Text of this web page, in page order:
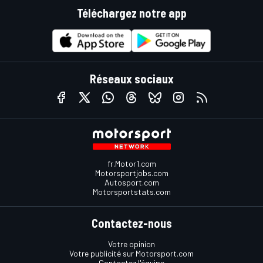
Téléchargez notre app
Réseaux sociaux
fr.Motor1.com
Motorsportjobs.com
Autosport.com
Motorsportstats.com
Contactez-nous
Votre opinion
Votre publicité sur Motorsport.com